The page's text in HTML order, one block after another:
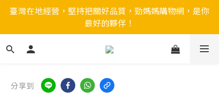
臺灣在地經營，堅持把關好品質，勁媽媽購物網，是你
最好的夥伴！
分享到